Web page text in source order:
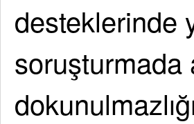
desteklerinde
soruşturmada